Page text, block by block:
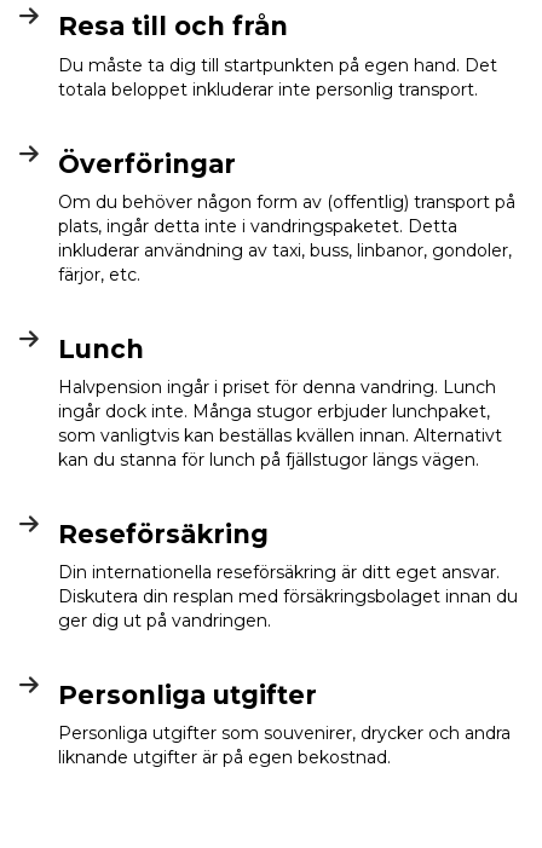
Resa till och från
Du måste ta dig till startpunkten på egen hand. Det
totala beloppet inkluderar inte personlig transport.
Överföringar
Om du behöver någon form av (offentlig) transport på
plats, ingår detta inte i vandringspaketet. Detta
inkluderar användning av taxi, buss, linbanor, gondoler,
färjor, etc.
Lunch
Halvpension ingår i priset för denna vandring. Lunch
ingår dock inte. Många stugor erbjuder lunchpaket,
som vanligtvis kan beställas kvällen innan. Alternativt
kan du stanna för lunch på fjällstugor längs vägen.
Reseförsäkring
Din internationella reseförsäkring är ditt eget ansvar.
Diskutera din resplan med försäkringsbolaget innan du
ger dig ut på vandringen.
Personliga utgifter
Personliga utgifter som souvenirer, drycker och andra
liknande utgifter är på egen bekostnad.